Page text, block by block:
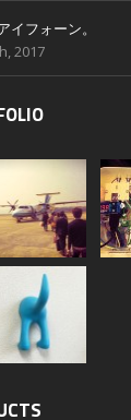
イフォーン。
2017